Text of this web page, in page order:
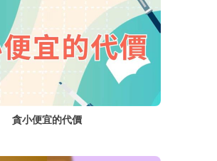
貪小便宜的代價